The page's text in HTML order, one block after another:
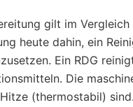
gilt im
heute dahin, ein
Ein RDG
Die
(thermostabil)